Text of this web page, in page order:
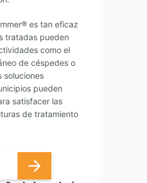
es tan eficaz
tratadas pueden
como el
de céspedes o
soluciones
pueden
satisfacer las
de tratamiento